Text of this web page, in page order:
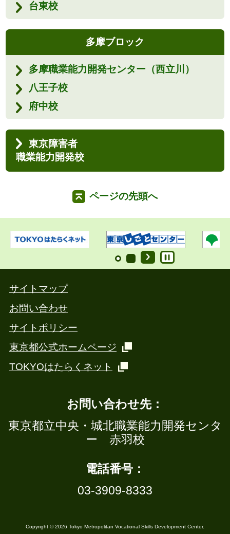
台東校
多摩ブロック
多摩職業能力開発センター（西立川）
八王子校
府中校
東京障害者
職業能力開発校
ページの先頭へ
サイトマップ
お問い合わせ
サイトポリシー
東京都公式ホームページ
TOKYOはたらくネット
お問い合わせ先：
東京都立中央・城北職業能力開発センタ
ー 赤羽校
電話番号：
03-3909-8333
Copyright © 2026 Tokyo Metropolitan Vocational Skills Development Center.